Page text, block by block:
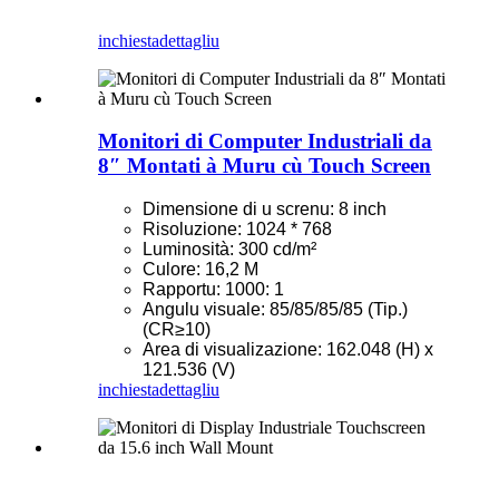
inchiestadettagliu
Monitori di Computer Industriali da
8″ Montati à Muru cù Touch Screen
Dimensione di u screnu: 8 inch
Risoluzione: 1024 * 768
Luminosità: 300 cd/m²
Culore: 16,2 M
Rapportu: 1000: 1
Angulu visuale: 85/85/85/85 (Tip.)
(CR≥10)
Area di visualizazione: 162.048 (H) x
121.536 (V)
inchiestadettagliu